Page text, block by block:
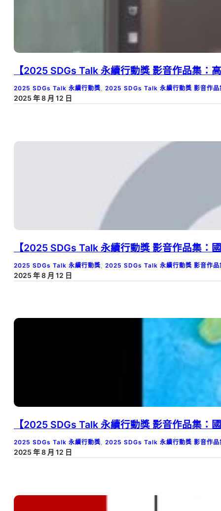
【2025 SDGs Talk 永續行動獎 影音作品集：
2025 SDGs Talk 永續行動獎, 2025 SDGs Talk 永續行動獎 影音作品
2025 年 8 月 12 日
【2025 SDGs Talk 永續行動獎 影音作品集：
2025 SDGs Talk 永續行動獎 2025 SDGs Talk 永續行動獎 影音作品
2025 年 8 月 12 日
【2025 SDGs Talk 永續行動獎 影音作品集：
2025 SDGs Talk 永續行動獎 2025 SDGs Talk 永續行動獎 影音作品
2025 年 8 月 12 日